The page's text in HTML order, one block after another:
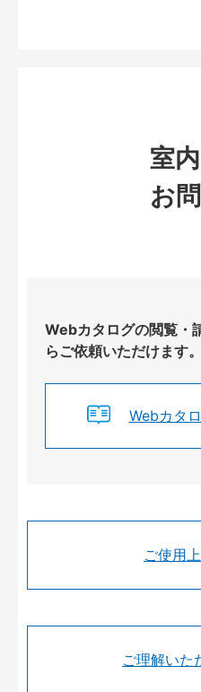
室
お
Webカタログの閲覧・
らご依頼いただけます。
Webカタ
ご使用
ご理解いた